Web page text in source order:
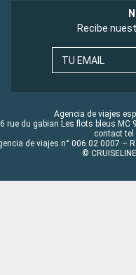
Recibe
TU EMAIL
Agencia de viajes
rue du gabian Les flots bleus MC
contact tel
de viajes n° 006 02 0007 –
©